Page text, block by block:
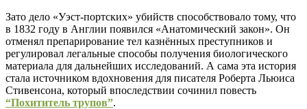
Зато дело «Уэст-портских» убийств способствовало тому, что
в 1832 году в Англии появился «Анатомический закон». Он
отменял препарирование тел казнённых преступников и
регулировал легальные способы получения биологического
материала для дальнейших исследований. А сама эта история
стала источником вдохновения для писателя Роберта Льюиса
Стивенсона, который впоследствии сочинил повесть
“Похититель трупов”.